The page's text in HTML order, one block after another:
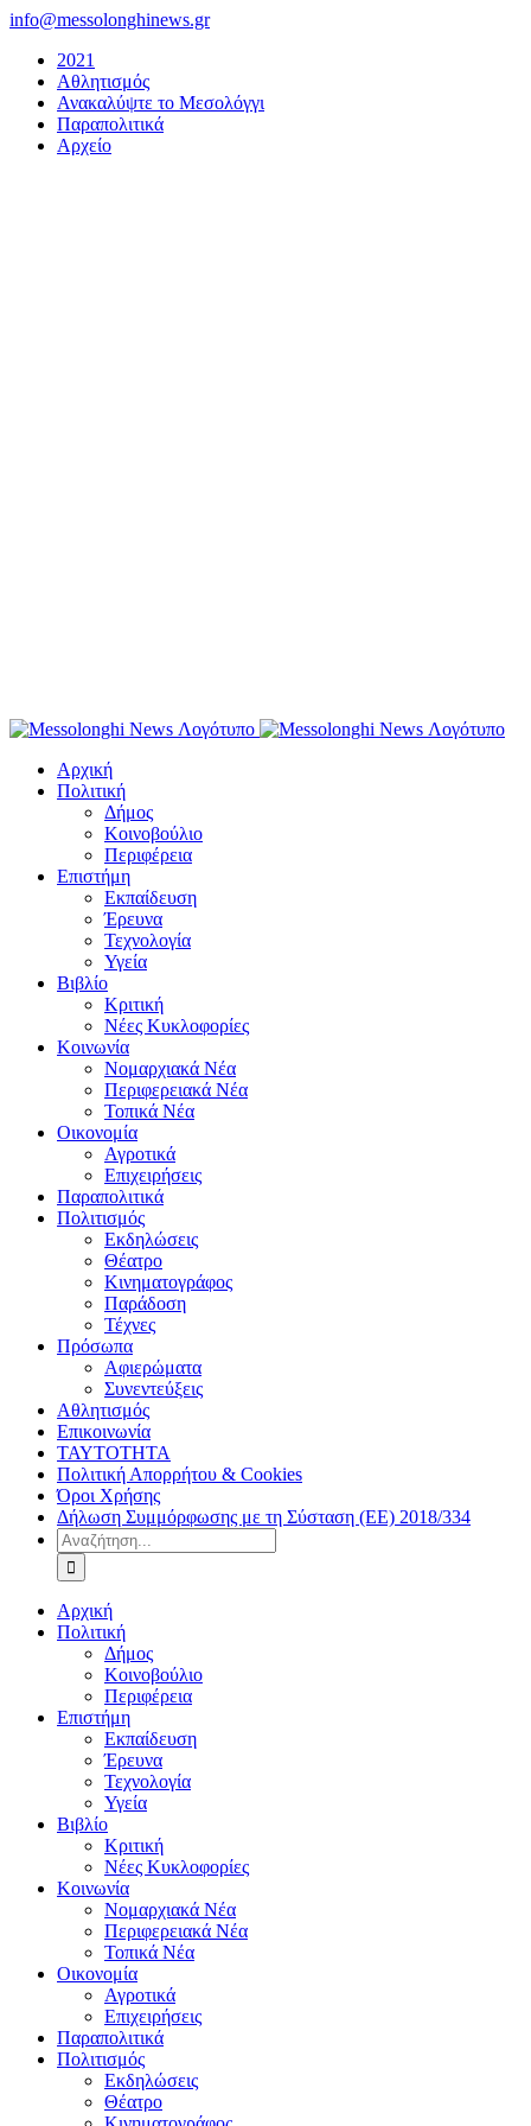
Μετάβαση
περιεχόμενο
info@messolonghinews.gr
2021
Αθλητισμός
Ανακαλύψτε το Μεσολόγγι
Παραπολιτικά
Αρχείο
Αρχική
Πολιτική
Δήμος
Κοινοβούλιο
Περιφέρεια
Επιστήμη
Εκπαίδευση
Έρευνα
Τεχνολογία
Υγεία
Βιβλίο
Κριτική
Νέες Κυκλοφορίες
Κοινωνία
Νομαρχιακά Νέα
Περιφερειακά Νέα
Τοπικά Νέα
Οικονομία
Αγροτικά
Επιχειρήσεις
Παραπολιτικά
Πολιτισμός
Εκδηλώσεις
Θέατρο
Κινηματογράφος
Παράδοση
Τέχνες
Πρόσωπα
Αφιερώματα
Συνεντεύξεις
Αθλητισμός
Επικοινωνία
ΤΑΥΤΟΤΗΤΑ
Πολιτική Απορρήτου & Cookies
Όροι Χρήσης
Δήλωση Συμμόρφωσης με τη Σύσταση (ΕΕ) 2018/334
Αναζήτηση
για:
Αρχική
Πολιτική
Δήμος
Κοινοβούλιο
Περιφέρεια
Επιστήμη
Εκπαίδευση
Έρευνα
Τεχνολογία
Υγεία
Βιβλίο
Κριτική
Νέες Κυκλοφορίες
Κοινωνία
Νομαρχιακά Νέα
Περιφερειακά Νέα
Τοπικά Νέα
Οικονομία
Αγροτικά
Επιχειρήσεις
Παραπολιτικά
Πολιτισμός
Εκδηλώσεις
Θέατρο